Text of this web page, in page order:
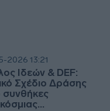
2026 13:21
Ιδεών & DEF:
Σχέδιο Δράσης